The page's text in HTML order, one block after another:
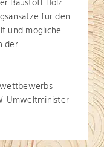
Baustoff Holz
für den
und mögliche
der
Umweltminister